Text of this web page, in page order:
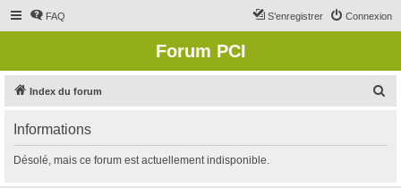
FAQ Connexion
S’enregistrer
Forum PCI
Index du forum
Informations
Désolé, mais ce forum est actuellement indisponible.